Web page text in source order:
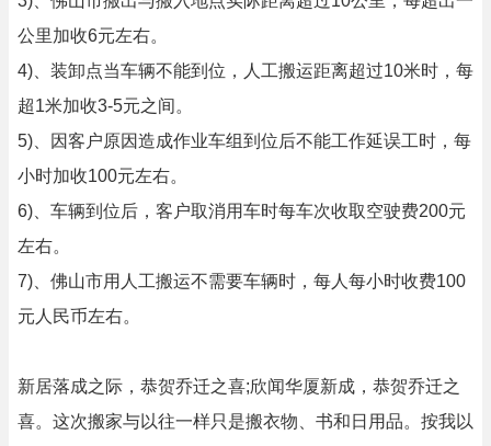
公里加收6元左右。
4)、装卸点当车辆不能到位，人工搬运距离超过10米时，每
超1米加收3-5元之间。
5)、因客户原因造成作业车组到位后不能工作延误工时，每
小时加收100元左右。
6)、车辆到位后，客户取消用车时每车次收取空驶费200元
左右。
7)、佛山市用人工搬运不需要车辆时，每人每小时收费100
元人民币左右。
新居落成之际，恭贺乔迁之喜;欣闻华厦新成，恭贺乔迁之
喜。这次搬家与以往一样只是搬衣物、书和日用品。按我以